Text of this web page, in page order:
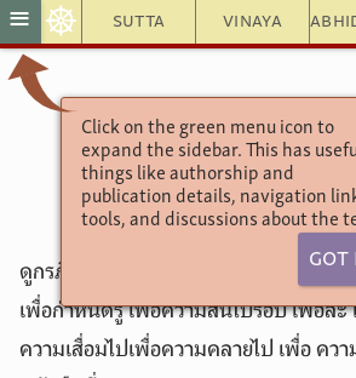
Sutta Vinaya
≡ ☸
Click on the green menu icon to
expand the sidebar. This has
things like authorship and
publication details, navigation
tools, and discussions about the
Got
อังคุตตรนิกาย
ดูกรภิกษุทั้งหลาย เธอทั้งหลายพึงเจริญธ
เพื่อกำหนดรู้ เพื่อความสิ้นไปรอบ เพื่อละ
ความเสื่อมไปเพื่อความคลายไป เพื่อ คว